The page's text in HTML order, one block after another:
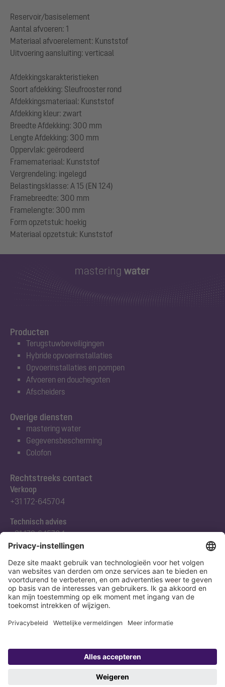
Reservoir/basiselement
Aantal afvoeren: 1
Materiaal afvoerelement: Kunststof
Uitvoering aansluiting: verticaal
Afdekkingskarakteristieken
Soort afdekking: Sleufrooster rond
Afdekkingsmateriaal: Kunststof
Afdekking kleur: zwart
Breedte Afdekking: 300 mm
Lengte Afdekking: 300 mm
Oppervlak: geërodeerd
Framemateriaal: Kunststof
Vergrendeling: ingelegd
Belastingsklasse: A 15 (EN 124)
Framebreedte: 300 mm
Framelengte: 300 mm
Form opzetstuk: hoekig
Producten
Terugstuwbeveiligingen
Hybride opvoerinstallaties
Opvoerinstallaties en pompen
Afvoeren en douchegoten
Afscheiders
Rechtstreeks contact
Verkoop
+31 172-645704
Technisch advies
+31 172-645704
Abonneert u zich op onze nieuwsbrief
Nu aanmelden
Overige diensten
mastering water
Gegevensbescherming
Colofon
Copyright 1998-2026 KESSEL SE + Co. KG, Bahnhofstraße 31, 85101 Lenting,
Verklaring Colofon